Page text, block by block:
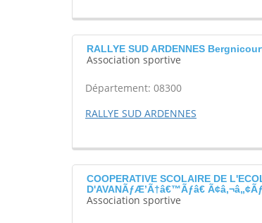
RALLYE SUD ARDENNES
Association sportive
Département: 08300
RALLYE SUD ARDENNES
COOPERATIVE SCOLAIRE DE
D'AVANÃƒÆ’Ã†â€™Ãƒâ€
Association sportive